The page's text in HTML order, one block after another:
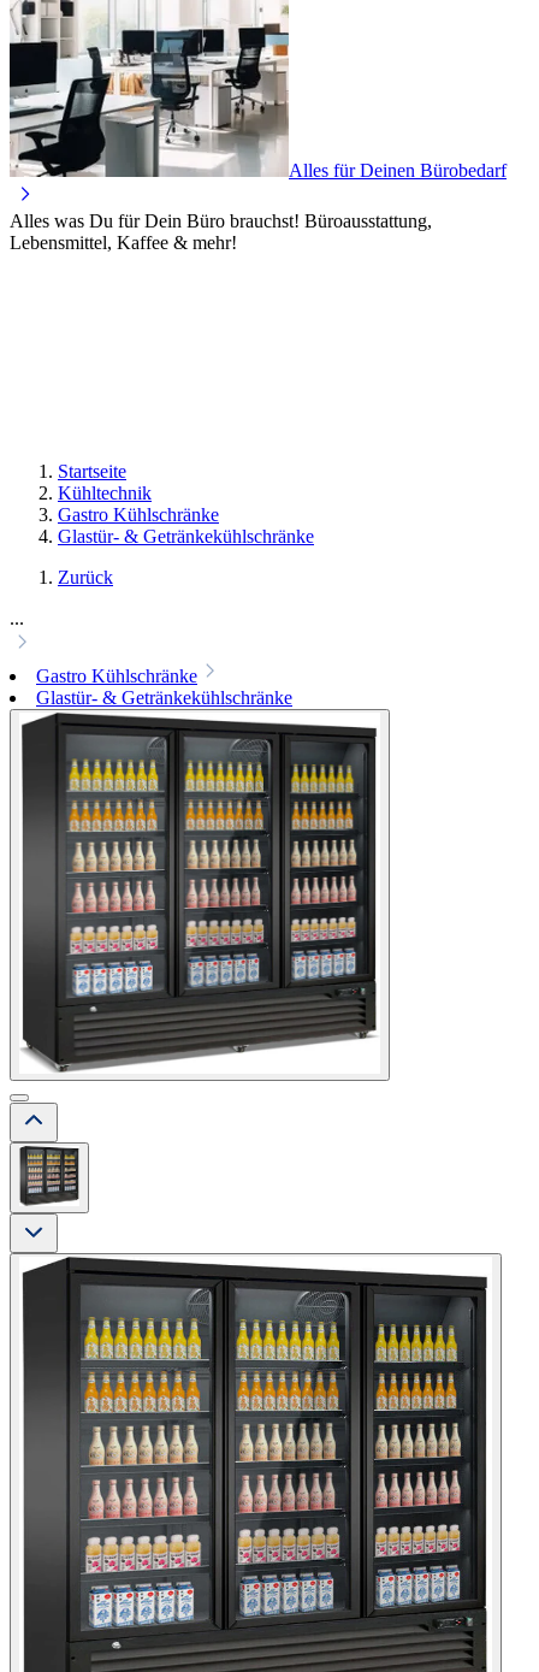
Alles für Deinen Bürobedarf
Alles was Du für Dein Büro brauchst! Büroausstattung,
Lebensmittel, Kaffee & mehr!
Startseite
Kühltechnik
Gastro Kühlschränke
Glastür- & Getränkekühlschränke
Zurück
...
Gastro Kühlschränke
Glastür- & Getränkekühlschränke